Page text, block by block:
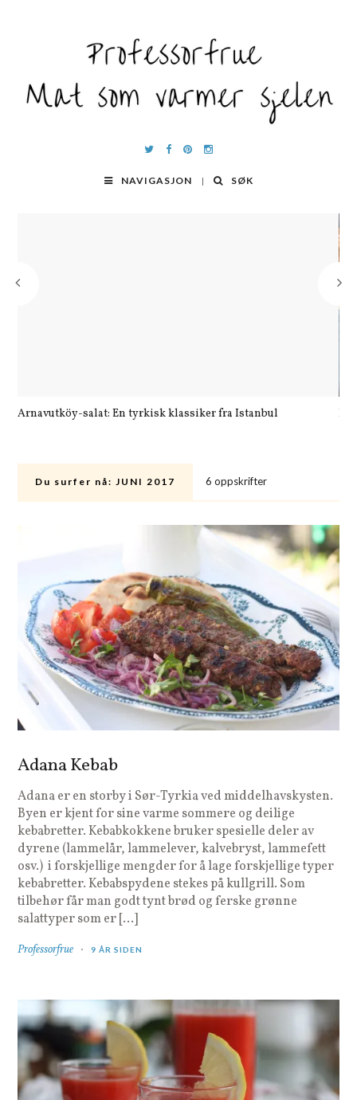
NAVIGASJON SØK
Arnavutköy-salat: En tyrkisk klassiker fra Istanbul
Du surfer nå: JUNI 2017 6 oppskrifter
Adana Kebab
Adana er en storby i Sør-Tyrkia ved middelhavskysten.
Byen er kjent for sine varme sommere og deilige
kebabretter. Kebabkokkene bruker spesielle deler av
dyrene (lammelår, lammelever, kalvebryst, lammefett
osv.) i forskjellige mengder for å lage forskjellige typer
kebabretter. Kebabspydene stekes på kullgrill. Som
tilbehør får man godt tynt brød og ferske grønne
salattyper som er […]
Professorfrue 9 ÅR SIDEN